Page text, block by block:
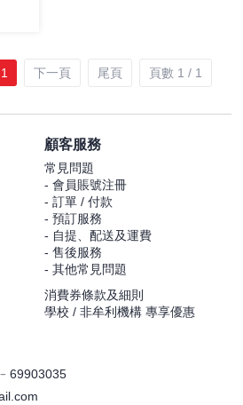
1 下一頁 尾頁 頁數 1 / 1
顧客服務
常見問題
- 會員賬號注冊
- 訂單 / 付款
- 預訂服務
- 自提、配送及運費
- 售後服務
- 其他常見問題
消費券條款及細則
學校 / 非牟利機構 專享優惠